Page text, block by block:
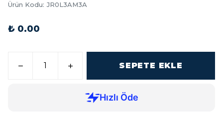
Ürün Kodu: JR0L3AM3A
₺ 0.00
SEPETE EKLE